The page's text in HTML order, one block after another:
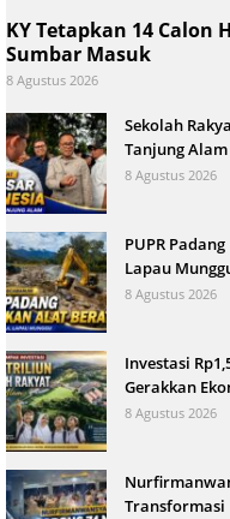
KY Tetapkan 14 Calon
Sumbar Masuk
8 Agustus 2026
Sekolah
Tanjung Alam
8 Agustus 2026
PUPR
Lapau
8 Agustus 2026
Investasi
Gerakkan
8 Agustus 2026
Transformasi